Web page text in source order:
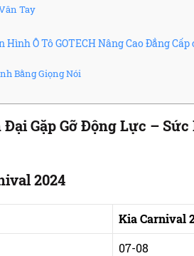
Tay
Ô Tô GOTECH Nâng Cao Đẳng
Bằng Giọng Nói
Gặp Gỡ Động Lực –
2024
Kia Carnival
07-08